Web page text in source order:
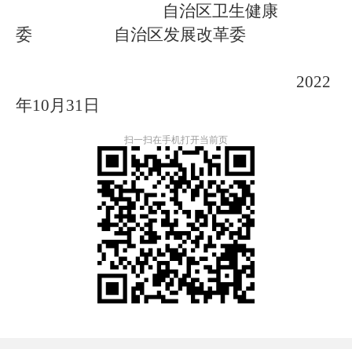
自治区卫生健康
委 自治区发展改革委
2022
年10月31日
扫一扫在手机打开当前页